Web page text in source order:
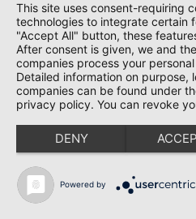
This site uses consent-requiring
technologies to integrate certain
"Accept All" button, these
After consent is given, we and
companies process your
Detailed information on purpose,
companies can be found under
privacy policy. You can revoke
DENY
Powered by